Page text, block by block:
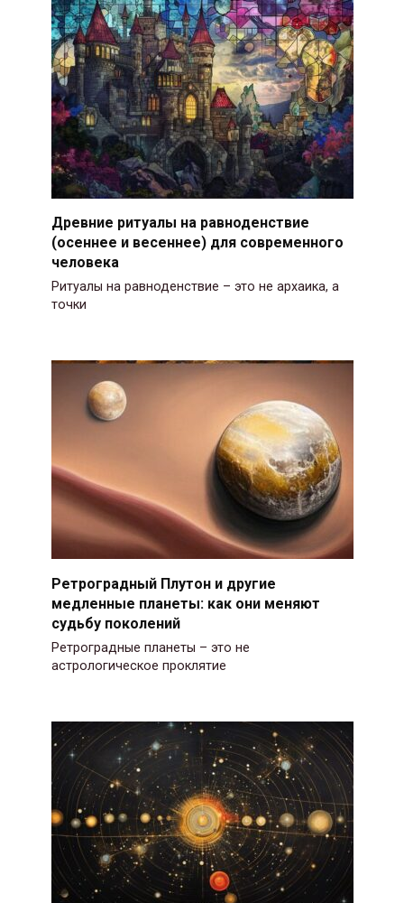
Древние ритуалы на равноденствие
(осеннее и весеннее) для современного
человека
Ритуалы на равноденствие – это не архаика, а
точки
Ретроградный Плутон и другие
медленные планеты: как они меняют
судьбу поколений
Ретроградные планеты – это не
астрологическое проклятие